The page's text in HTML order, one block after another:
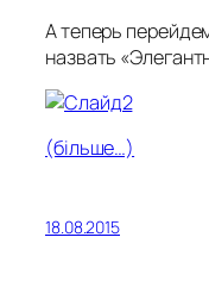
А теперь
назвать
(більше…)
18.08.2015